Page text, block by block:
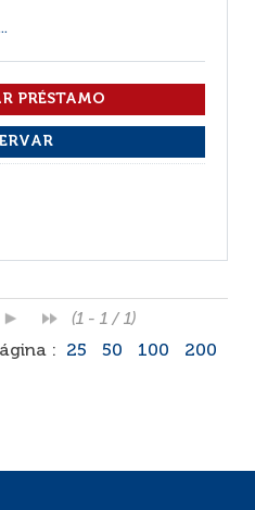
(1 - 1 / 1)
:
25 50 100 200